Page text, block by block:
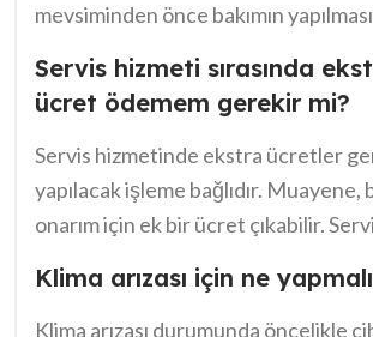
mevsiminden önce bakımın
Servis hizmeti sırasında
ücret ödemem gerekir mi?
Servis hizmetinde ekstra ücretler
yapılacak işleme bağlıdır. Muayene,
onarım için ek bir ücret çıkabilir.
Klima arızası için ne
Klima arızası durumunda öncelikle